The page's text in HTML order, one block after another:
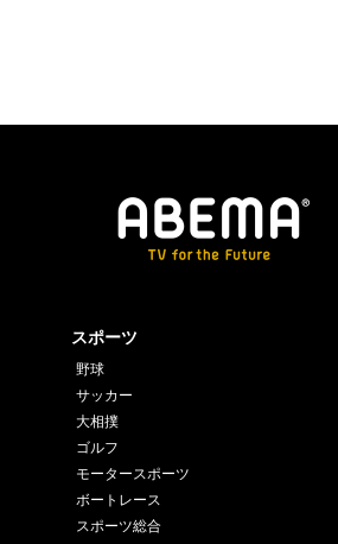
スポーツ
野球
サッカー
大相撲
ゴルフ
モータースポーツ
ボートレース
スポーツ総合